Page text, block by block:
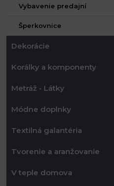
Vybavenie predajní
Šperkovnice
Dekorácie
Korálky a komponenty
Metráž - Látky
Módne doplnky
Textilná galantéria
Tvorenie a aranžovanie
V teple domova